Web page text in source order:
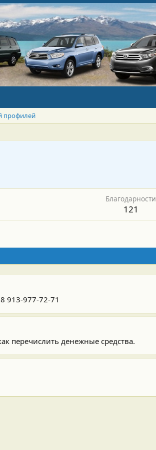
профилей
Благодарности
121
913-977-72-71
перечислить денежные средства.